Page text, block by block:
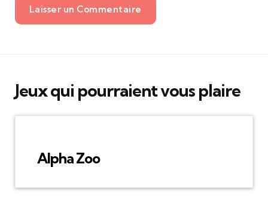
Laisser un Commentaire
Jeux qui pourraient vous plaire
Alpha Zoo